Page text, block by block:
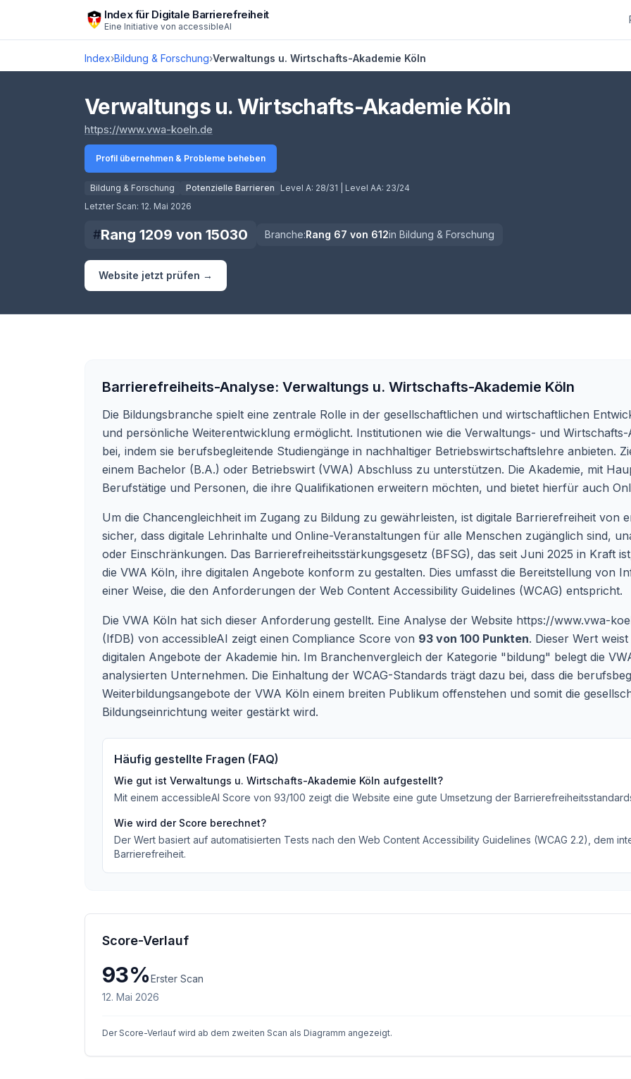
Zum Hauptinhalt springenIndex für Digitale Barrierefreiheit
Eine Initiative von accessibleAI
Index›Bildung & Forschung›Verwaltungs u. Wirtschafts-Akademie Köln
Score lädt
Verwaltungs u. Wirtschafts-Akademie Köln
https://www.vwa-koeln.de
Profil übernehmen & Probleme beheben
Bildung & Forschung Potenzielle Barrieren Level A: 28/31 | Level AA: 23/24
Letzter Scan: 12. Mai 2026
#Rang 1209 von 15030 Branche:Rang 67 von 612in Bildung & Forschung
Website jetzt prüfen →
Barrierefreiheits-Analyse: Verwaltungs u. Wirtschafts-Akademie Köln
Die Bildungsbranche spielt eine zentrale Rolle in der gesellschaftlichen und wirtschaftlichen
und persönliche Weiterentwicklung ermöglicht. Institutionen wie die Verwaltungs- und
bei, indem sie berufsbegleitende Studiengänge in nachhaltiger Betriebswirtschaftslehre anbieten.
einem Bachelor (B.A.) oder Betriebswirt (VWA) Abschluss zu unterstützen. Die Akademie, mit
Berufstätige und Personen, die ihre Qualifikationen erweitern möchten, und bietet hierfür auch
Um die Chancengleichheit im Zugang zu Bildung zu gewährleisten, ist digitale Barrierefreiheit von
sicher, dass digitale Lehrinhalte und Online-Veranstaltungen für alle Menschen zugänglich sind,
oder Einschränkungen. Das Barrierefreiheitsstärkungsgesetz (BFSG), das seit Juni 2025 in Kraft
die VWA Köln, ihre digitalen Angebote konform zu gestalten. Dies umfasst die Bereitstellung von
einer Weise, die den Anforderungen der Web Content Accessibility Guidelines (WCAG) entspricht.
Die VWA Köln hat sich dieser Anforderung gestellt. Eine Analyse der Website https://www.vwa-
(IfDB) von accessibleAI zeigt einen Compliance Score von 93 von 100 Punkten. Dieser Wert
digitalen Angebote der Akademie hin. Im Branchenvergleich der Kategorie "bildung" belegt die
analysierten Unternehmen. Die Einhaltung der WCAG-Standards trägt dazu bei, dass die
Weiterbildungsangebote der VWA Köln einem breiten Publikum offenstehen und somit die
Bildungseinrichtung weiter gestärkt wird.
Häufig gestellte Fragen (FAQ)
Wie gut ist Verwaltungs u. Wirtschafts-Akademie Köln aufgestellt?
Mit einem accessibleAI Score von 93/100 zeigt die Website eine gute Umsetzung der
Wie wird der Score berechnet?
Der Wert basiert auf automatisierten Tests nach den Web Content Accessibility Guidelines (WCAG 2.2), dem
Barrierefreiheit.
Score-Verlauf
93%Erster Scan
12. Mai 2026
Der Score-Verlauf wird ab dem zweiten Scan als Diagramm angezeigt.